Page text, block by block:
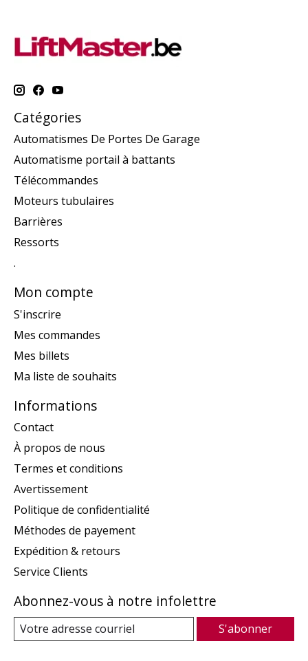
Catégories
Automatismes De Portes De Garage
Automatisme portail à battants
Télécommandes
Moteurs tubulaires
Barrières
Ressorts
.
Mon compte
S'inscrire
Mes commandes
Mes billets
Ma liste de souhaits
Informations
Contact
À propos de nous
Termes et conditions
Avertissement
Politique de confidentialité
Méthodes de payement
Expédition & retours
Service Clients
Abonnez-vous à notre infolettre
S'abonner